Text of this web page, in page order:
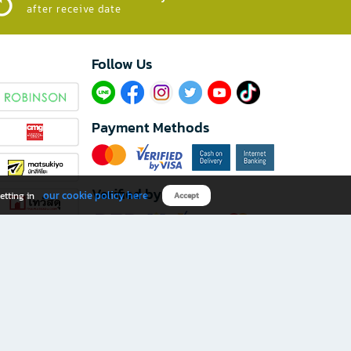
after receive date
Follow Us​
Payment Methods
Verified by
in our cookie policy here Accept